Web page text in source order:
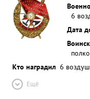
потерях и
достоин высокой
6
Дата
Кто наградил 6
Ещё